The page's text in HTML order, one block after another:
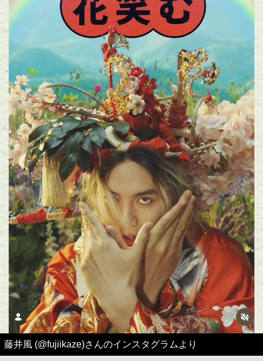
藤井風 (@fujiikaze)さんのインスタグラムより